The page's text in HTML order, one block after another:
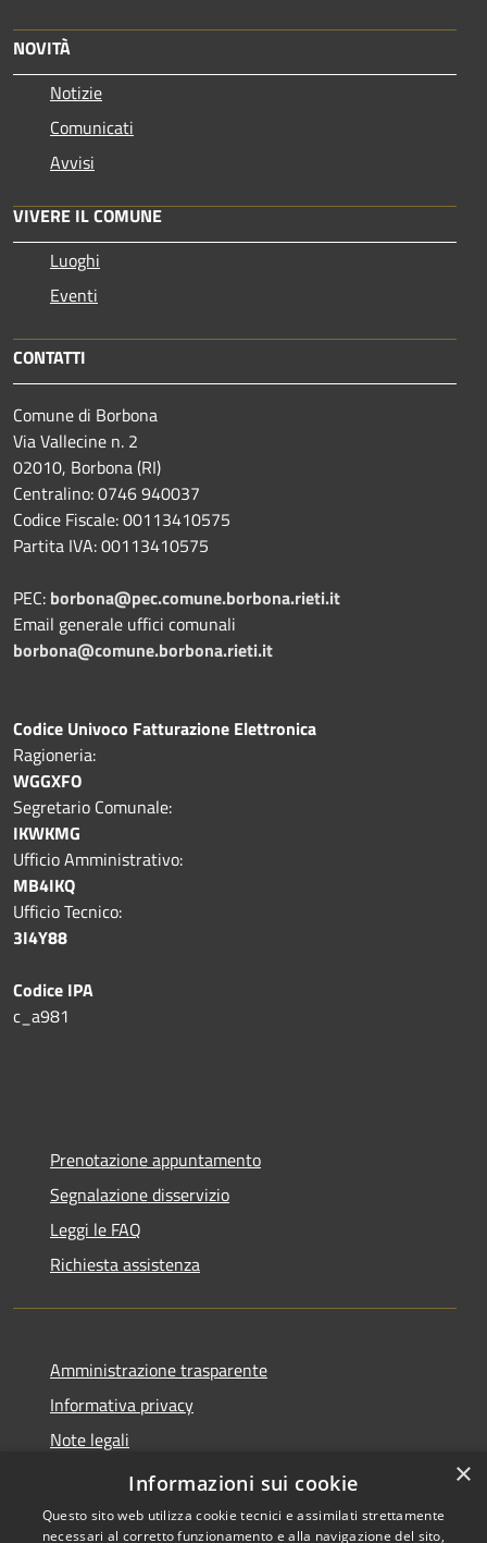
NOVITÀ
Notizie
Comunicati
Avvisi
VIVERE IL COMUNE
Luoghi
Eventi
CONTATTI
Comune di Borbona
Via Vallecine n. 2
02010, Borbona (RI)
Centralino: 0746 940037
Codice Fiscale: 00113410575
Partita IVA: 00113410575
PEC: borbona@pec.comune.borbona.rieti.it
Email generale uffici comunali
borbona@comune.borbona.rieti.it
Codice Univoco Fatturazione Elettronica
Ragioneria:
WGGXFO
Segretario Comunale:
IKWKMG
Ufficio Amministrativo:
MB4IKQ
Ufficio Tecnico:
3I4Y88
Codice IPA
c_a981
Prenotazione appuntamento
Segnalazione disservizio
Leggi le FAQ
Richiesta assistenza
Amministrazione trasparente
Informativa privacy
Note legali
Dichiarazione di accessibilità
×
Informazioni sui cookie
Questo sito web utilizza cookie tecnici e assimilati strettamente
necessari al corretto funzionamento e alla navigazione del sito,